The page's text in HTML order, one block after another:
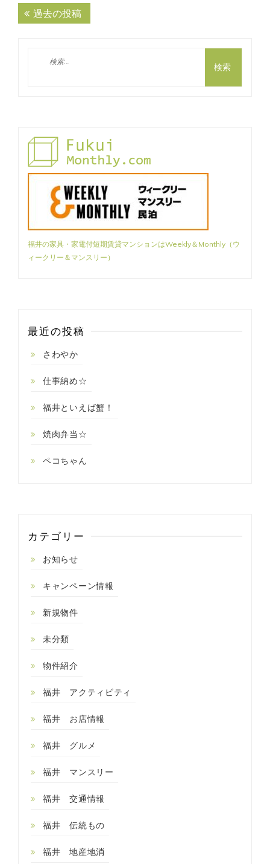
投
シ
ョ
ン
過去の投稿
福井の家具・家電付短期賃貸マンションはWeekly＆Monthly（ウ
ィークリー＆マンスリー）
最近の投稿
さわやか
仕事納め☆
福井といえば蟹！
焼肉弁当☆
ペコちゃん
カテゴリー
お知らせ
キャンペーン情報
新規物件
未分類
物件紹介
福井 アクティビティ
福井 お店情報
福井 グルメ
福井 マンスリー
福井 交通情報
福井 伝統もの
福井 地産地消